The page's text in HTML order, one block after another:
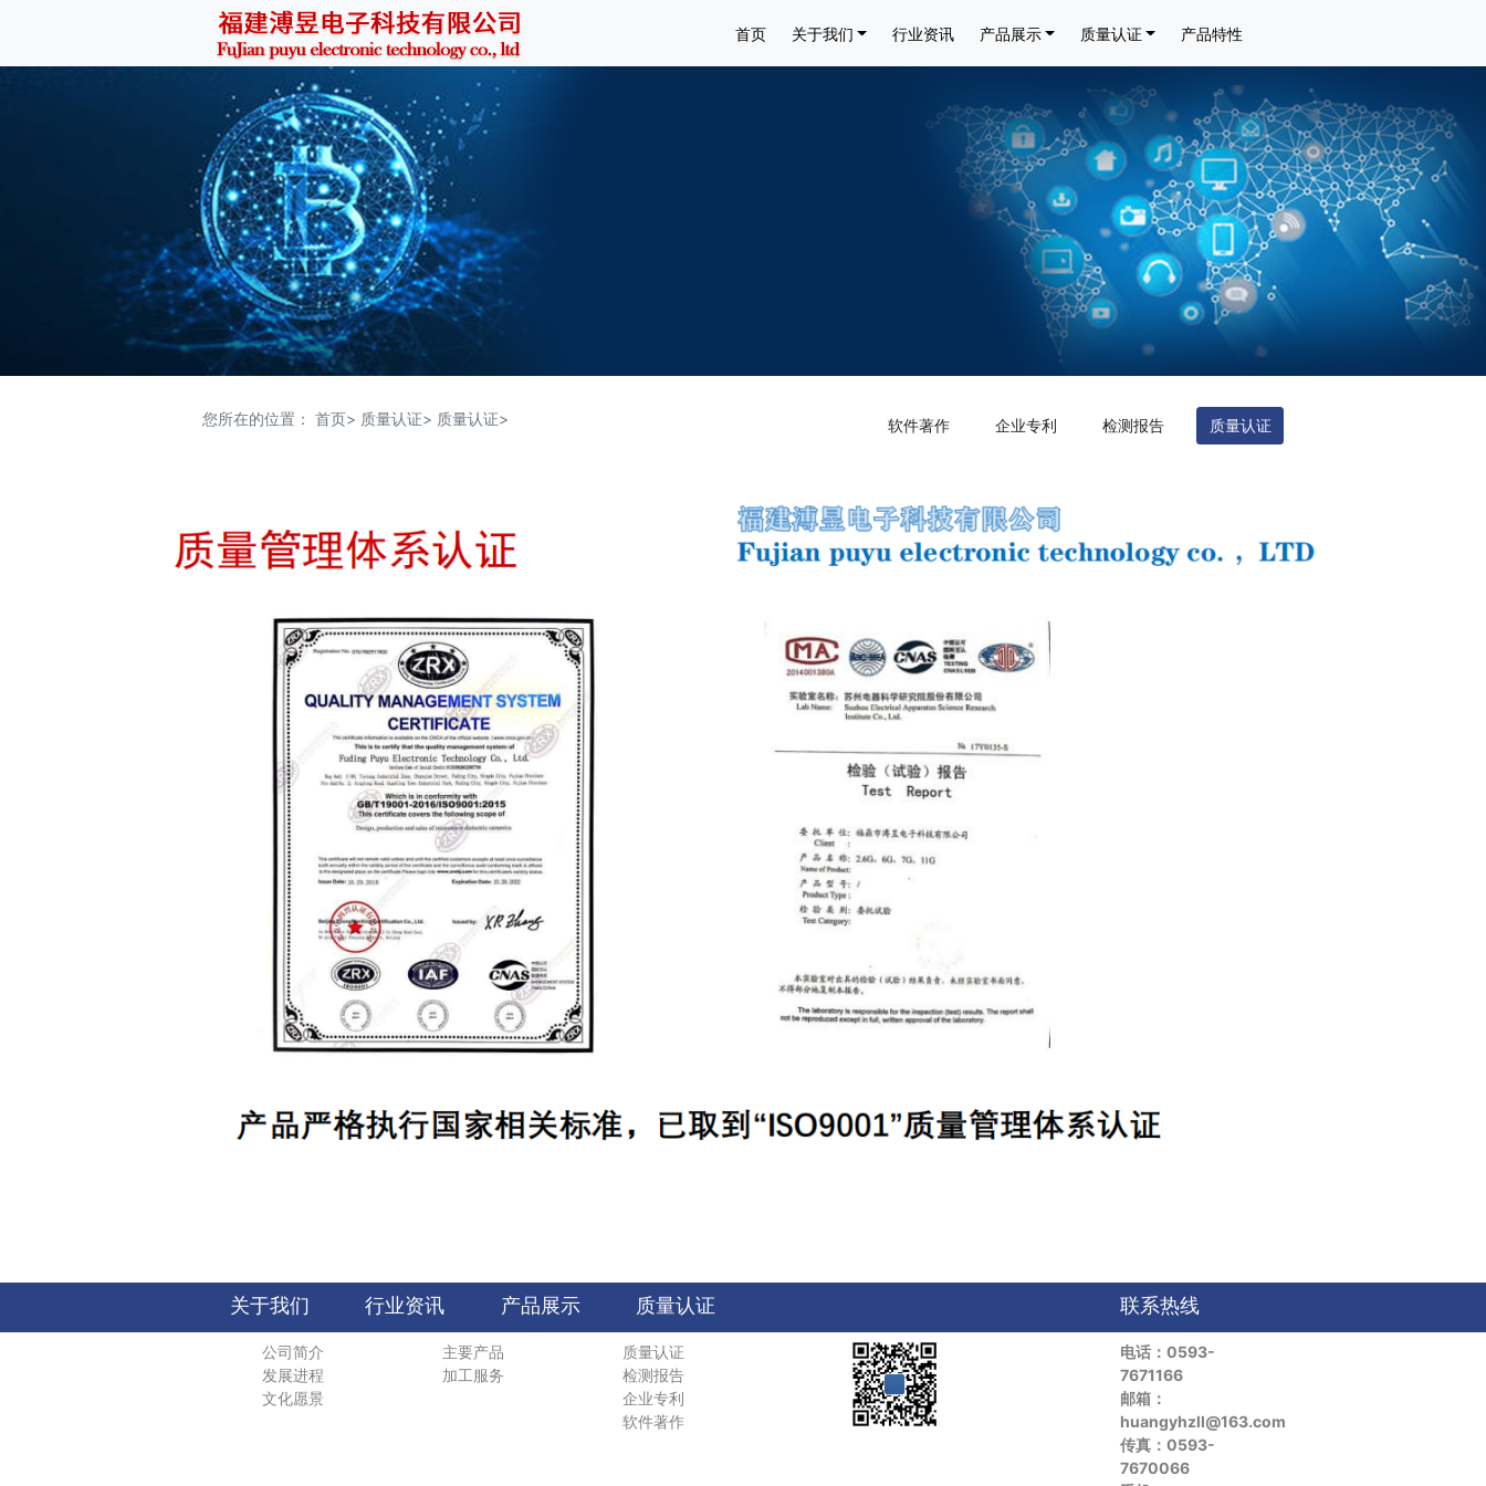
首页 关于我们 行业资讯 产品展示 质量认证 产品特性
您所在的位置： 首页> 质量认证> 质量认证> 软件著作 企业专利 检测报告 质量认证
关于我们 行业资讯 产品展示 质量认证 联系热线
公司简介
发展进程
文化愿景
主要产品
加工服务
质量认证
检测报告
企业专利
软件著作
电话：0593-
7671166
邮箱：
huangyhzll@163.com
传真：0593-
7670066